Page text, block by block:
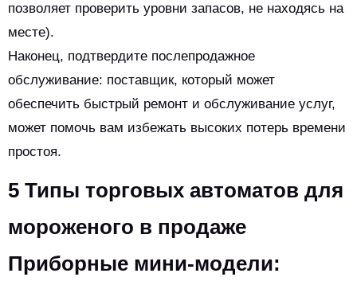
позволяет проверить уровни запасов, не находясь на
месте).
Наконец, подтвердите послепродажное
обслуживание: поставщик, который может
обеспечить быстрый ремонт и обслуживание услуг,
может помочь вам избежать высоких потерь времени
простоя.
5 Типы торговых автоматов для
мороженого в продаже
Приборные мини-модели: